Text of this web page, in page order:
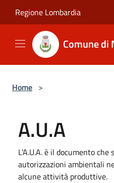
Regione Lombardia
Comune di
Home >
A.U.A
L'A.U.A. è il documento
autorizzazioni ambientali
alcune attività produttive.